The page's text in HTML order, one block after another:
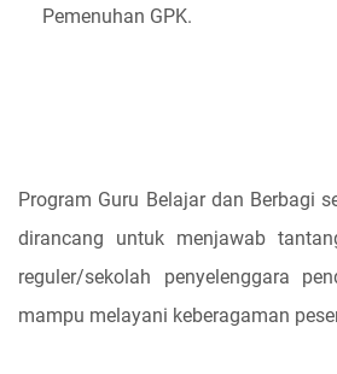
Pemenuhan GPK.
Program Guru Belajar dan Berbagi
dirancang untuk menjawab
reguler/sekolah penyelenggara
mampu melayani keberagaman